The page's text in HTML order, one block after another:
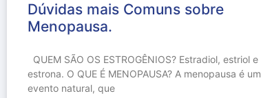
Dúvidas mais Comuns sobre
Menopausa.
QUEM SÃO OS ESTROGÊNIOS? Estradiol, estriol e
estrona. O QUE É MENOPAUSA? A menopausa é um
evento natural, que